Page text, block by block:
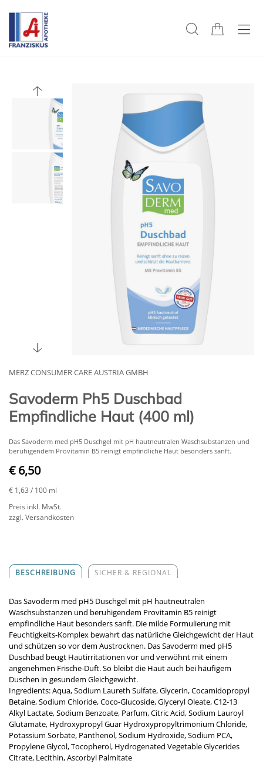
MERZ CONSUMER CARE AUSTRIA GMBH
Savoderm Ph5 Duschbad
Empfindliche Haut (400 ml)
Das Savoderm med pH5 Duschgel mit pH hautneutralen Waschsubstanzen und
beruhigendem Provitamin B5 reinigt empfindliche Haut besonders sanft.
€ 6,50
€ 1,63 / 100 ml
Preis inkl. MwSt.
zzgl. Versandkosten
BESCHREIBUNG SICHER & REGIONAL
Das Savoderm med pH5 Duschgel mit pH hautneutralen
Waschsubstanzen und beruhigendem Provitamin B5 reinigt
empfindliche Haut besonders sanft. Die milde Formulierung mit
Feuchtigkeits-Komplex bewahrt das natürliche Gleichgewicht der Haut
und schützen so vor dem Austrocknen. Das Savoderm med pH5
Duschbad beugt Hautirritationen vor und verwöhnt mit einem
angenehmen Frische-Duft. So bleibt die Haut auch bei häufigem
Duschen in gesundem Gleichgewicht.
Ingredients: Aqua, Sodium Laureth Sulfate, Glycerin, Cocamidopropyl
Betaine, Sodium Chloride, Coco-Glucoside, Glyceryl Oleate, C12-13
Alkyl Lactate, Sodium Benzoate, Parfum, Citric Acid, Sodium Lauroyl
Glutamate, Hydroxypropyl Guar Hydroxypropyltrimonium Chloride,
Potassium Sorbate, Panthenol, Sodium Hydroxide, Sodium PCA,
Propylene Glycol, Tocopherol, Hydrogenated Vegetable Glycerides
Citrate, Lecithin, Ascorbyl Palmitate